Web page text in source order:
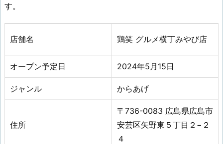
す。
店舗名 鶏笑 グルメ横丁みやび店
オープン予定日 2024年5月15日
ジャンル からあげ
住所
〒736-0083 広島県広島市
安芸区矢野東５丁目２−２
４